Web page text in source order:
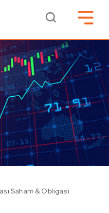
Saham & Obligasi